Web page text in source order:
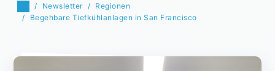
Newsletter
Regionen
Begehbare Tiefkühlanlagen in San Francisco